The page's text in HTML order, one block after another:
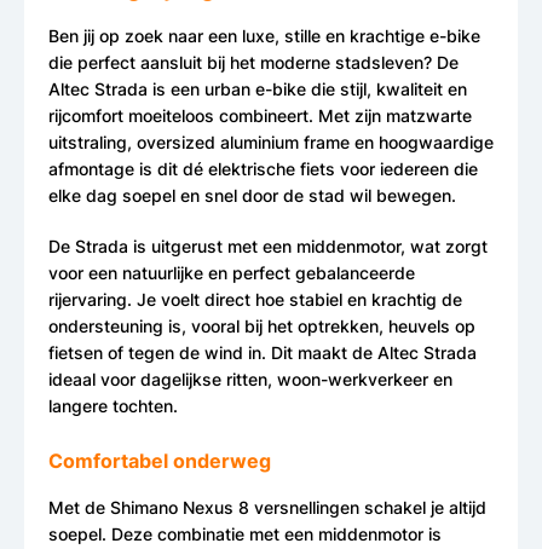
Ben jij op zoek naar een luxe, stille en krachtige e-bike
die perfect aansluit bij het moderne stadsleven? De
Altec Strada is een urban e-bike die stijl, kwaliteit en
rijcomfort moeiteloos combineert. Met zijn matzwarte
uitstraling, oversized aluminium frame en hoogwaardige
afmontage is dit dé elektrische fiets voor iedereen die
elke dag soepel en snel door de stad wil bewegen.
De Strada is uitgerust met een middenmotor, wat zorgt
voor een natuurlijke en perfect gebalanceerde
rijervaring. Je voelt direct hoe stabiel en krachtig de
ondersteuning is, vooral bij het optrekken, heuvels op
fietsen of tegen de wind in. Dit maakt de Altec Strada
ideaal voor dagelijkse ritten, woon-werkverkeer en
langere tochten.
Comfortabel onderweg
Met de Shimano Nexus 8 versnellingen schakel je altijd
soepel. Deze combinatie met een middenmotor is